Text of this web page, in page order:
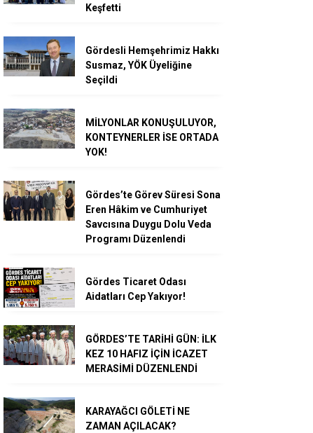
Keşfetti
Gördesli Hemşehrimiz Hakkı
Susmaz, YÖK Üyeliğine
Seçildi
MİLYONLAR KONUŞULUYOR,
KONTEYNERLER İSE ORTADA
YOK!
Gördes’te Görev Süresi Sona
Eren Hâkim ve Cumhuriyet
Savcısına Duygu Dolu Veda
Programı Düzenlendi
Gördes Ticaret Odası
Aidatları Cep Yakıyor!
GÖRDES’TE TARİHİ GÜN: İLK
KEZ 10 HAFIZ İÇİN İCAZET
MERASİMİ DÜZENLENDİ
KARAYAĞCI GÖLETİ NE
ZAMAN AÇILACAK?